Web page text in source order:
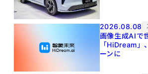
2026.08.08
画像生成AI
「HiDream
ーンに